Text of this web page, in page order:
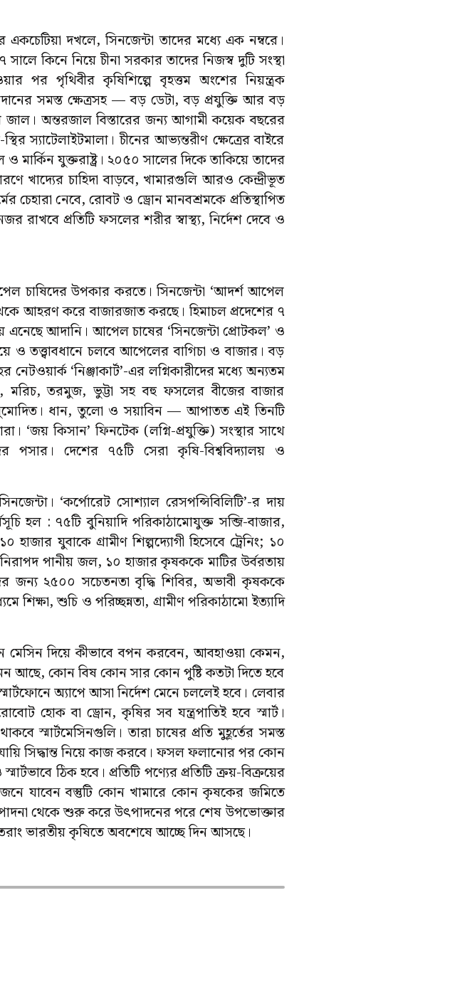
দখলে, সিনজেন্টা তাদের মধ্যে এক নম্বরে।
কিনে নিয়ে চীনা সরকার তাদের নিজস্ব দুটি সংস্থা
পর পৃথিবীর কৃষিশিল্পে বৃহত্তম অংশের নিয়ন্ত্রক
সমস্ত ক্ষেত্রসহ — বড় ডেটা, বড় প্রযুক্তি আর বড়
অন্তরজাল বিস্তারের জন্য আগামী কয়েক বছরের
স্যাটেলাইটমালা। চীনের আভ্যন্তরীণ ক্ষেত্রের বাইরে
যুক্তরাষ্ট্র। ২০৫০ সালের দিকে তাকিয়ে তাদের
খাদ্যের চাহিদা বাড়বে, খামারগুলি আরও কেন্দ্রীভূত
নেবে, রোবট ও ড্রোন মানবশ্রমকে প্রতিস্থাপিত
রাখবে প্রতিটি ফসলের শরীর স্বাস্থ্য, নির্দেশ দেবে ও
চাষিদের উপকার করতে। সিনজেন্টা ‘আদর্শ আপেল
আহরণ করে বাজারজাত করছে। হিমাচল প্রদেশের ৭
আদানি। আপেল চাষের ‘সিনজেন্টা প্রোটকল’ ও
ও তত্ত্বাবধানে চলবে আপেলের বাগিচা ও বাজার। বড়
‘নিঞ্জাকার্ট’-এর লগ্নিকারীদের মধ্যে অন্যতম
মরিচ, তরমুজ, ভুট্টা সহ বহু ফসলের বীজের বাজার
ধান, তুলো ও সয়াবিন — আপাতত এই তিনটি
‘জয় কিসান’ ফিনটেক (লগ্নি-প্রযুক্তি) সংস্থার সাথে
পসার। দেশের ৭৫টি সেরা কৃষি-বিশ্ববিদ্যালয় ও
‘কর্পোরেট সোশ্যাল রেসপন্সিবিলিটি’-র দায়
হল : ৭৫টি বুনিয়াদি পরিকাঠামোযুক্ত সব্জি-বাজার,
যুবাকে গ্রামীণ শিল্পদ্যোগী হিসেবে ট্রেনিং; ১০
পানীয় জল, ১০ হাজার কৃষককে মাটির উর্বরতায়
জন্য ২৫০০ সচেতনতা বৃদ্ধি শিবির, অভাবী কৃষককে
শুচি ও পরিচ্ছন্নতা, গ্রামীণ পরিকাঠামো ইত্যাদি
দিয়ে কীভাবে বপন করবেন, আবহাওয়া কেমন,
আছে, কোন বিষ কোন সার কোন পুষ্টি কতটা দিতে হবে
অ্যাপে আসা নির্দেশ মেনে চললেই হবে। লেবার
হোক বা ড্রোন, কৃষির সব যন্ত্রপাতিই হবে স্মার্ট।
স্মার্টমেসিনগুলি। তারা চাষের প্রতি মুহূর্তের সমস্ত
সিদ্ধান্ত নিয়ে কাজ করবে। ফসল ফলানোর পর কোন
ঠিক হবে। প্রতিটি পণ্যের প্রতিটি ক্রয়-বিক্রয়ের
যাবেন বস্তুটি কোন খামারে কোন কৃষকের জমিতে
থেকে শুরু করে উৎপাদনের পরে শেষ উপভোক্তার
ভারতীয় কৃষিতে অবশেষে আচ্ছে দিন আসছে।